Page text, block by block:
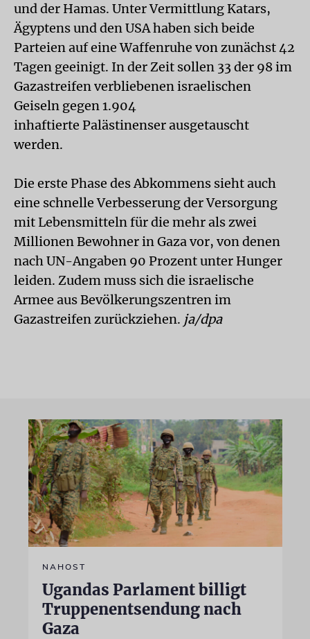
und der Hamas. Unter Vermittlung Katars,
Ägyptens und den USA haben sich beide
Parteien auf eine Waffenruhe von zunächst 42
Tagen geeinigt. In der Zeit sollen 33 der 98 im
Gazastreifen verbliebenen israelischen
Geiseln gegen 1.904
inhaftierte Palästinenser ausgetauscht
werden.
Die erste Phase des Abkommens sieht auch
eine schnelle Verbesserung der Versorgung
mit Lebensmitteln für die mehr als zwei
Millionen Bewohner in Gaza vor, von denen
nach UN-Angaben 90 Prozent unter Hunger
leiden. Zudem muss sich die israelische
Armee aus Bevölkerungszentren im
Gazastreifen zurückziehen. ja/dpa
NAHOST
Ugandas Parlament billigt
Truppenentsendung nach
Gaza